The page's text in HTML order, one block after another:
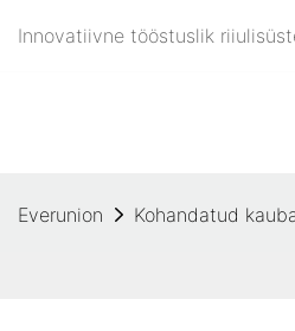
Innovatiivne tööstuslik
Everunion Kohandatud